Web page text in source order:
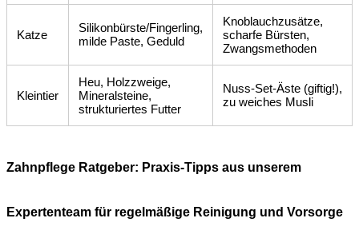
Katze
Silikonbürste/Fingerling,
milde Paste, Geduld
Knoblauchzusätze,
scharfe Bürsten,
Zwangsmethoden
Kleintier
Heu, Holzzweige,
Mineralsteine,
strukturiertes Futter
Nuss-Set-Äste (giftig!),
zu weiches Musli
Zahnpflege Ratgeber: Praxis-Tipps aus unserem
Expertenteam für regelmäßige Reinigung und Vorsorge